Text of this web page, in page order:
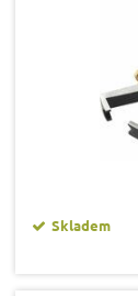
Skladem